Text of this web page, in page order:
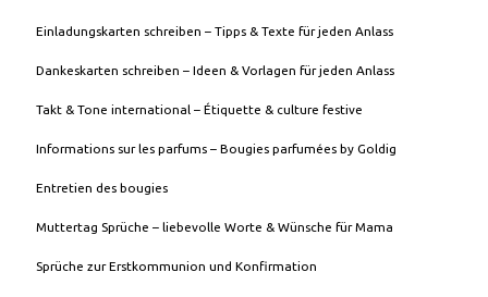
Einladungskarten schreiben – Tipps & Texte für jeden Anlass
Dankeskarten schreiben – Ideen & Vorlagen für jeden Anlass
Takt & Tone international – Étiquette & culture festive
Informations sur les parfums – Bougies parfumées by Goldig
Entretien des bougies
Muttertag Sprüche – liebevolle Worte & Wünsche für Mama
Sprüche zur Erstkommunion und Konfirmation